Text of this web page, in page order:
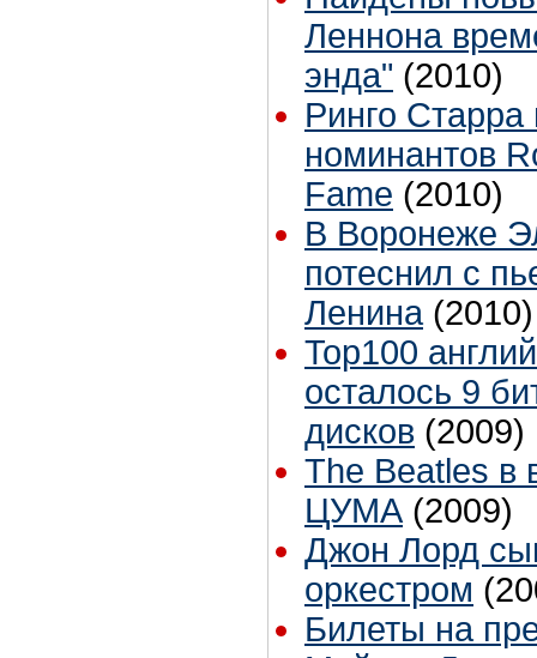
Леннона
энда" (2010)
Ринго Старра
номинантов
Fame (2010)
В Воронеже
потеснил с
Ленина (2010)
Top100
осталось 9
дисков (2009)
The Beatles в
ЦУМА (2009)
Джон Лорд
оркестром
Билеты на